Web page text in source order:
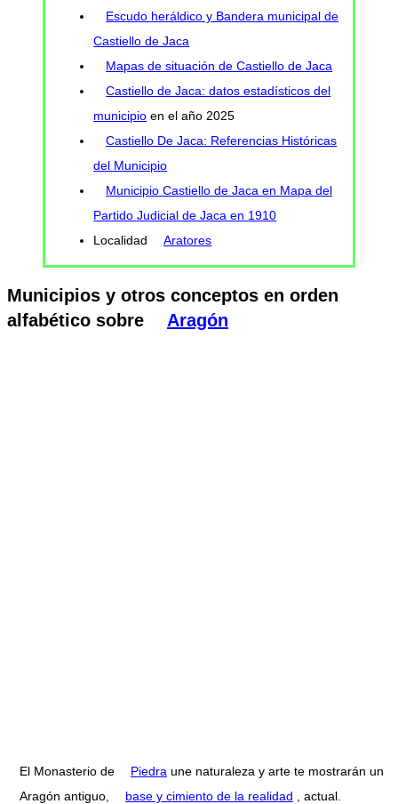
Escudo heráldico y Bandera municipal de
Castiello de Jaca
Mapas de situación de Castiello de Jaca
Castiello de Jaca: datos estadísticos del
municipio en el año 2025
Castiello De Jaca: Referencias Históricas
del Municipio
Municipio Castiello de Jaca en Mapa del
Partido Judicial de Jaca en 1910
Localidad
Aratores
Municipios y otros conceptos en orden
alfabético sobre
Aragón
El Monasterio de Piedra une naturaleza y arte te mostrarán un
Aragón antiguo,
base y cimiento de la realidad , actual.